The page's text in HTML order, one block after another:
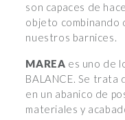
son capaces de
objeto combinando
nuestros barnices.
MAREA es uno de
BALANCE. Se
en un abanico de
materiales y